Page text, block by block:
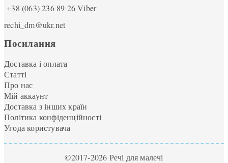
+38 (063) 236 89 26Viber
rechi_dm@ukr.net
Посилання
Доставка і оплата
Статті
Про нас
Мій аккаунт
Доставка з інших країн
Політика конфіденційності
Угода користувача
©2017-2026 Речі для малечі